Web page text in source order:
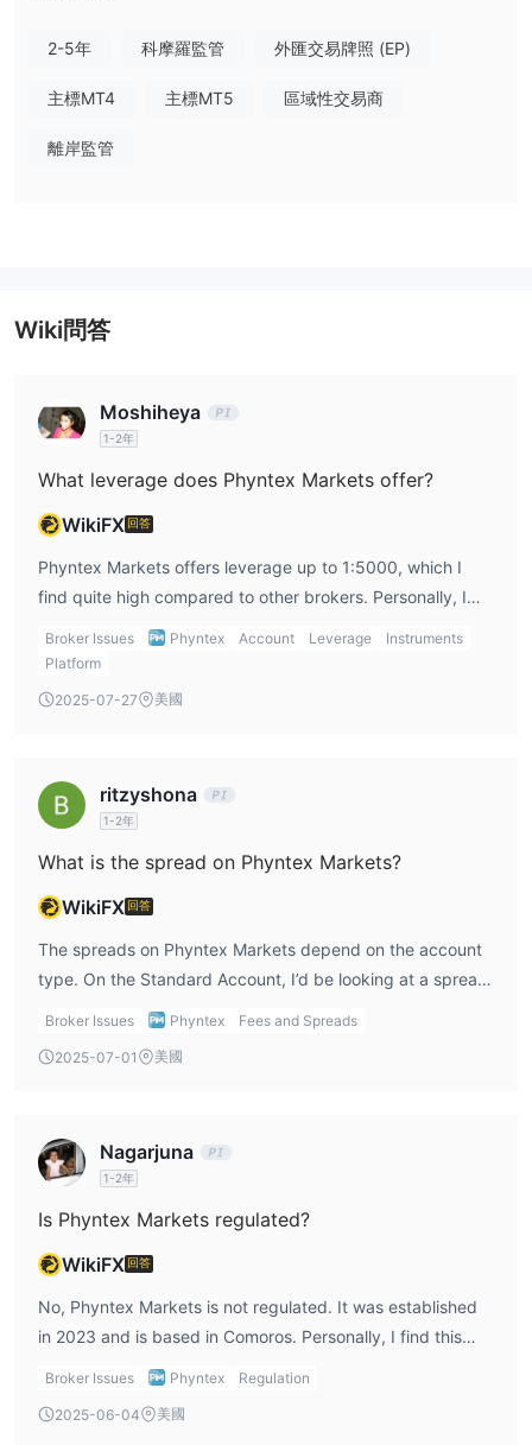
及本地存款，並致力於快速提款。客戶支援服務為 24/5。
優點與缺點Phyntex Markets 是否合法？
科摩羅聯盟姆瓦利獲得牌照，作為一家國際商業公司及國際經紀與清
屬、能源、指數和商品——讓交易者能夠參與全球市場波動，而不需
帳戶類型
Phyntex Markets 提供三種主要帳戶類型：標準 ,獎金，以及
Cent
模到尋求更高槓桿或促銷帳戶功能的客戶。
Phyntex Markets所列的帳戶類型免佣金。交易成本主要透過點差反
映，點差可能因市場狀況、產品類型、帳戶類型及流動性而有所不
部分選定的帳戶類型可能包含有限期限內的免隔夜利息條件，具體依
帳戶條款、產品條件及地區可用性而定。客戶在交易前應審閱適用之
槓桿與風險管理
Phyntex Markets根據帳戶類型、交易產品、帳戶餘額及市場狀況提
供靈活的槓桿。在部分選定的帳戶類型上，最大槓桿可達1:5000。
盈利與虧損，且可能不適合所有客戶。Phyntex Markets鼓勵客戶在
使用槓桿交易外匯、CFD或其他槓桿產品時，負責任地使用槓桿並應
用適當的風險管理。
交易平台
Phyntex Markets 提供存取權限
場、分析價格波動、下單、管理倉位以及存取支援的交易產品。
Phyntex Markets 支援選定的存款與提款方式，包括網路銀行、
USDT 以及當地存款選項（若適用）。付款方式的可用性可能因客戶
地區、帳戶狀態及付款供應商條件而有所不同。
Phyntex Markets 旨在提供順暢的資金體驗。處理時間可能因付款
態及內部安全審查而有所不同。
客戶應確保存款與提款資訊準確。對於數位資產轉帳，客戶應仔細選
2-5年 科摩羅監管 外匯交易牌照 (EP)
主標MT4 主標MT5 區域性交易商
離岸監管
Wiki問答
Moshiheya
1-2年
What leverage does Phyntex Markets offer?
WikiFX 回答
Phyntex Markets offers leverage up to 1:5000, which I
find quite high compared to other brokers. Personally, I
think this is great for experienced traders looking to
maximize their trades, but I would advise being cautious,
Broker Issues Phyntex Account Leverage
Instruments
Platform
2025-07-27 美國
ritzyshona
1-2年
What is the spread on Phyntex Markets?
WikiFX 回答
The spreads on Phyntex Markets depend on the account
type. On the Standard Account, I’d be looking at a spread
starting from 1.8 pips, which is not the tightest I’ve seen
is much tighter, from 0.3 pips. Personally, I’d go for the
Broker Issues Phyntex Fees and Spreads
2025-07-01 美國
Nagarjuna
1-2年
Is Phyntex Markets regulated?
WikiFX 回答
No, Phyntex Markets is not regulated. It was established
in 2023 and is based in Comoros. Personally, I find this
quite concerning because being unregulated means there
trading, I prefer platforms that are regulated by
Broker Issues Phyntex Regulation
2025-06-04 美國